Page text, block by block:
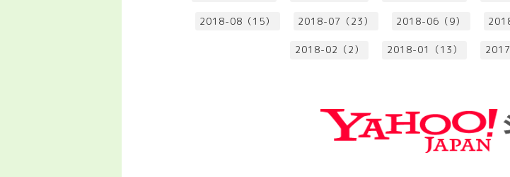
2018-08（15） 2018-07（23） 2018-06（9）
2018-02（2） 2018-01（13）